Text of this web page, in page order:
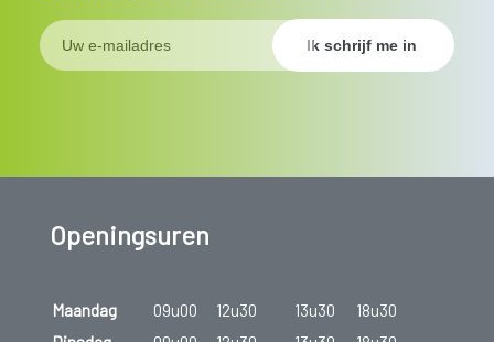
Openingsuren
Maandag 09u00 12u30 13u30
18u30